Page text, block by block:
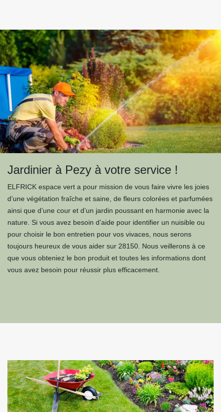
Jardinier à Pezy à votre service !
ELFRICK espace vert a pour mission de vous faire vivre les joies
d’une végétation fraîche et saine, de fleurs colorées et parfumées
ainsi que d’une cour et d’un jardin poussant en harmonie avec la
nature. Si vous avez besoin d’aide pour identifier un nuisible ou
pour choisir le bon entretien pour vos vivaces, nous serons
toujours heureux de vous aider sur 28150. Nous veillerons à ce
que vous obteniez le bon produit et toutes les informations dont
vous avez besoin pour réussir plus efficacement.